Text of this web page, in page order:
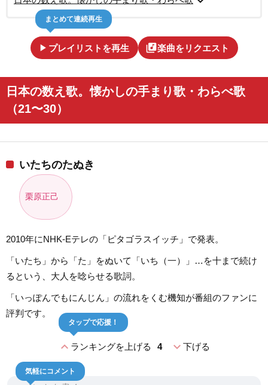
play_arrow プレイリストを再生
まとめて連続再生
library_music楽曲をリクエスト
日本の数え歌。懐かしの手まり歌・わらべ歌
（21〜30）
いたちのたぬき
栗原正己
2010年にNHK-Eテレの「ピタゴラスイッチ」で発表。
「いたち」から「た」をぬいて「いち（一）」…を十まで続け
るという、大人を唸らせる歌詞。
「いっぽんでもにんじん」の流れをくむ機知が番組のファンに
評判です。
expand_lessランキングを上げる 4
タップで応援！
expand_more下げる
気軽にコメント